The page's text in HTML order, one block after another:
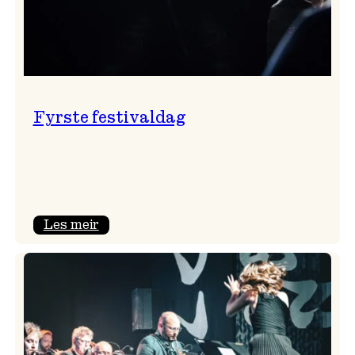
Fyrste festivaldag
Les meir: